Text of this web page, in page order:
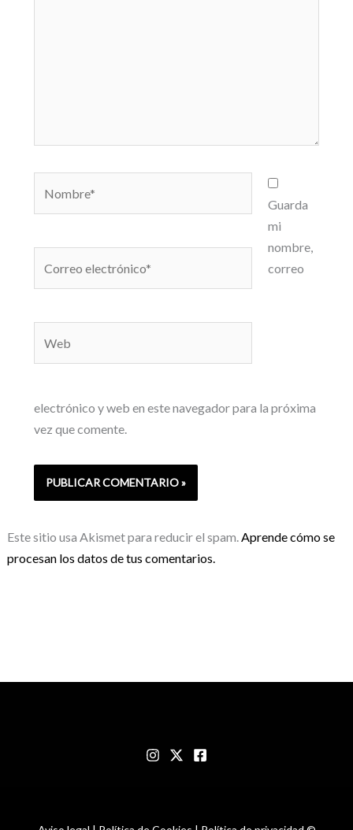
Guarda
mi
nombre,
correo
electrónico y web en este navegador para la próxima
vez que comente.
Este sitio usa Akismet para reducir el spam.Aprende cómo se
procesan los datos de tus comentarios.